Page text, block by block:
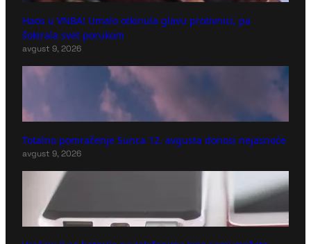
Haos u VNBA! Umalo otkinula glavu protivnici, pa
šokirala svet porukom
avgust 9, 2026
Totalno pomračenje Sunca 12. avgusta donosi nejasnoće
avgust 9, 2026